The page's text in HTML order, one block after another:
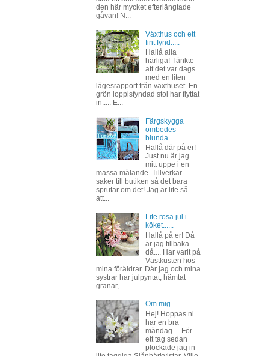
den här mycket efterlängtade
gåvan! N...
Växthus och ett
fint fynd.....
Hallå alla
härliga! Tänkte
att det var dags
med en liten
lägesrapport från växthuset. En
grön loppisfyndad stol har flyttat
in..... E...
Färgskygga
ombedes
blunda.....
Hallå där på er!
Just nu är jag
mitt uppe i en
massa målande. Tillverkar
saker till butiken så det bara
sprutar om det! Jag är lite så
att...
Lite rosa jul i
köket......
Hallå på er! Då
är jag tillbaka
då.... Har varit på
Västkusten hos
mina föräldrar. Där jag och mina
systrar har julpyntat, hämtat
granar, ...
Om mig......
Hej! Hoppas ni
har en bra
måndag.... För
ett tag sedan
plockade jag in